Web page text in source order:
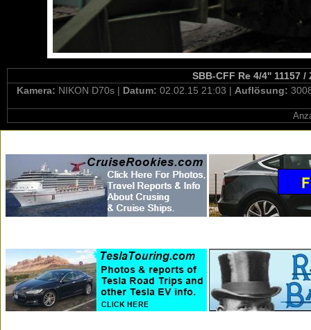
SBB-CFF Re 4/4'' 11157
Kamera: NIKON D70s | Datum: 02.02.15 21:03 | Auflösung: